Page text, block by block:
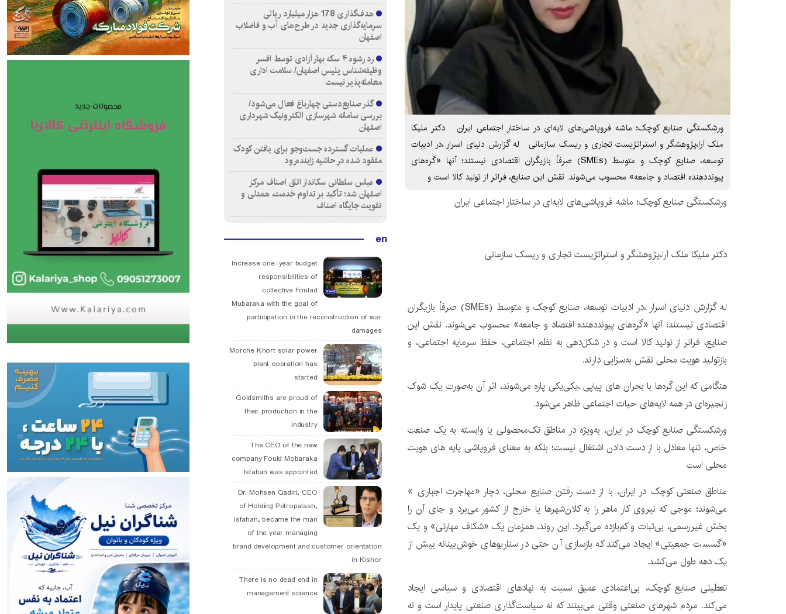
ورشکستگی صنایع کوچک؛ ماشه فروپاشی‌های لایه‌ای در ساختار اجتماعی ایران دکتر ملیکا
ملک آرا،پژوهشگر و استراتژیست تجاری و ریسک سازمانی له گزارش دنیای اسرار ،در ادبیات
توسعه، صنایع کوچک و متوسط (SMEs) صرفاً بازیگران اقتصادی نیستند؛ آنها «گره‌های
پیونددهنده اقتصاد و جامعه» محسوب می‌شوند. نقش این صنایع، فراتر از تولید کالا است و
ورشکستگی صنایع کوچک؛ ماشه فروپاشی‌های لایه‌ای در ساختار اجتماعی ایران
دکتر ملیکا ملک آرا،پژوهشگر و استراتژیست تجاری و ریسک سازمانی
له گزارش دنیای اسرار ،در ادبیات توسعه، صنایع کوچک و متوسط (SMEs) صرفاً بازیگران
اقتصادی نیستند؛ آنها «گره‌های پیونددهنده اقتصاد و جامعه» محسوب می‌شوند. نقش این
صنایع، فراتر از تولید کالا است و در شکل‌دهی به نظم اجتماعی، حفظ سرمایه اجتماعی، و
بازتولید هویت محلی نقش به‌سزایی دارند.
هنگامی که این گره‌ها با بحران های پیاپی ،یکی‌یکی پاره می‌شوند، اثر آن به‌صورت یک شوک
زنجیره‌ای در همه لایه‌های حیات اجتماعی ظاهر می‌شود.
ورشکستگی صنایع کوچک در ایران، به‌ویژه در مناطق تک‌محصولی یا وابسته به یک صنعت
خاص، تنها معادل با از دست دادن اشتغال نیست؛ بلکه به معنای فروپاشی پایه های هویت
محلی است
مناطق صنعتی کوچک در ایران، با از دست رفتن صنایع محلی، دچار «مهاجرت اجباری »
می‌شوند؛ موجی که نیروی کار ماهر را به کلان‌شهرها یا خارج از کشور می‌برد و جای آن را
بخش غیررسمی، بی‌ثبات و کم‌بازده می‌گیرد. این روند، همزمان یک «شکاف مهارتی» و یک
«گسست جمعیتی» ایجاد می‌کند که بازسازی آن حتی در سناریوهای خوش‌بینانه بیش از
یک دهه طول می‌کشد.
تعطیلی صنایع کوچک، بی‌اعتمادی عمیق نسبت به نهادهای اقتصادی و سیاسی ایجاد
می‌کند. مردم شهرهای صنعتی وقتی می‌بینند که نه سیاست‌گذاری صنعتی پایدار است و نه
هدف‌گذاری 178 هزار میلیارد ریالی
سرمایه‌گذاری جدید در طرح‌های آب و فاضلاب
اصفهان
رد رشوه ۴ سکه بهار آزادی توسط افسر
وظیفه‌شناس پلیس اصفهان/ سلامت اداری
معامله‌پذیر نیست
گذر صنایع‌دستی چهارباغ فعال می‌شود/
بررسی سامانه شهرسازی الکترونیک شهرداری
اصفهان
عملیات گسترده جست‌وجو برای یافتن کودک
مفقود شده در حاشیه زاینده‌رود
عباس سلطانی سکاندار اتاق اصناف مرکز
اصفهان شد؛ تأکید بر تداوم خدمت، همدلی و
تقویت جایگاه اصناف
en
Increase one-year budget
responsibilities of
collective Foulad
Mubaraka with the goal of
participation in the reconstruction of war
damages
Morche Khort solar power
plant operation has
started
Goldsmiths are proud of
their production in the
industry
The CEO of the new
company Fould Mobaraka
Isfahan was appointed
Dr. Mohsen Qadiri, CEO
of Holding Petropalash,
Isfahan, became the man
of the year managing
brand development and customer orientation
in Kishor
There is no dead end in
management science